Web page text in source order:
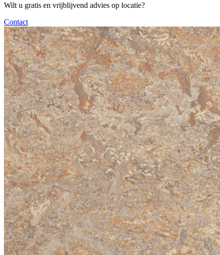
Wilt u gratis en vrijblijvend advies op locatie?
Contact